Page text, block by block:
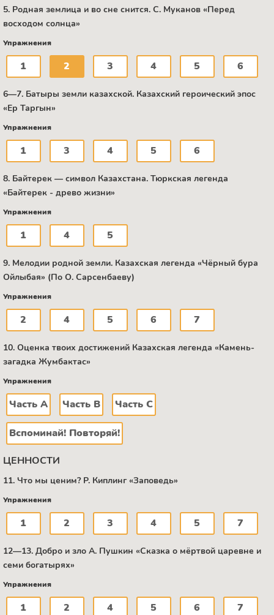
5. Родная землица и во сне снится. C. Муканов «Перед
восходом солнца»
Упражнения
1 2 3 4 5 6
6—7. Батыры земли казахской. Казахский героический эпос
«Ер Таргын»
Упражнения
1 3 4 5 6
8. Байтерек — символ Казахстана. Тюркская легенда
«Байтерек - древо жизни»
Упражнения
1 4 5
9. Мелодии родной земли. Казахская легенда «Чёрный бура
Ойлыбая» (По О. Сарсенбаеву)
Упражнения
2 4 5 6 7
10. Оценка твоих достижений Казахская легенда «Камень-
загадка Жумбактас»
Упражнения
Часть А Часть В Часть C
Вспоминай! Повторяй!
ЦЕННОСТИ
11. Что мы ценим? Р. Киплинг «Заповедь»
Упражнения
1 2 3 4 5 7
12—13. Добро и зло А. Пушкин «Сказка о мёртвой царевне и
семи богатырях»
Упражнения
1 2 4 5 6 7